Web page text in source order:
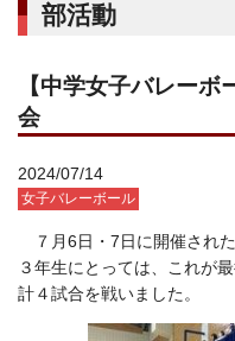
部活動
【中学女子バレー
会
2024/07/14
女子バレーボール
７月6日・7日に開催され
３年生にとっては、これが
計４試合を戦いました。